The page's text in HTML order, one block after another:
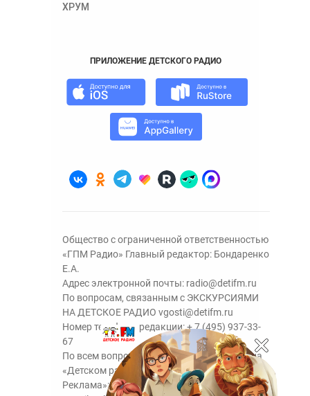
ХРУМ
ПРИЛОЖЕНИЕ ДЕТСКОГО РАДИО
Общество с ограниченной ответственностью
«ГПМ Радио» Главный редактор: Бондаренко
Е.А.
Адрес электронной почты: radio@detifm.ru
По вопросам, связанным с ЭКСКУРСИЯМИ
НА ДЕТСКОЕ РАДИО vgosti@detifm.ru
Номер телефона редакции:+ 7 (495) 937-33-
67
По всем вопросам размещения рекламы на
«Детском радио» - сейлз-хаус «ГПМ
Реклама»:+7 (495) 921-40-41